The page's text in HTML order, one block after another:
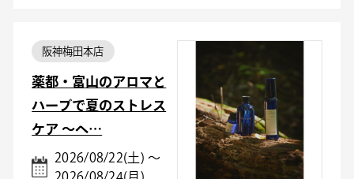
阪神梅田本店
薬都・富山のアロマと
ハーブで夏のストレス
ケア ～ヘ…
2026/08/22(土) ～
2026/08/24(月)